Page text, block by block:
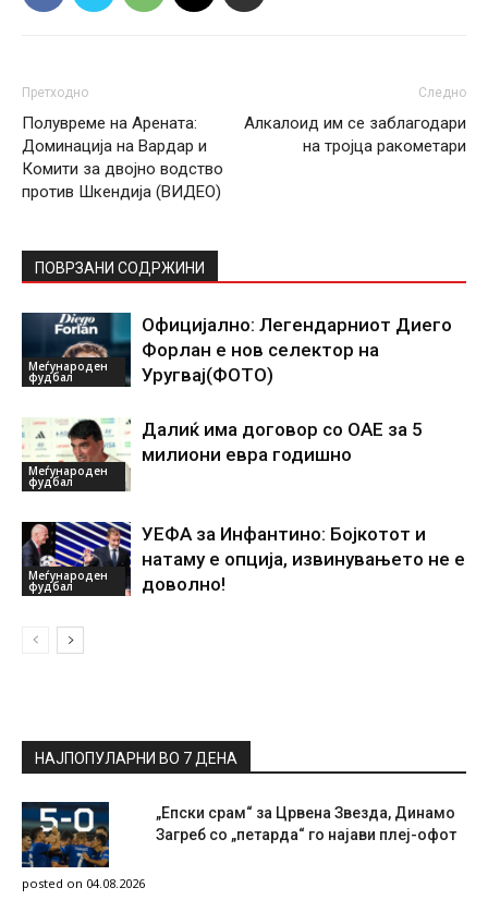
Претходно
Полувреме на Арената:
Доминација на Вардар и
Комити за двојно водство
против Шкендија (ВИДЕО)
Следно
Алкалоид им се заблагодари
на тројца ракометари
ПОВРЗАНИ СОДРЖИНИ
Меѓународен
фудбал
Официјално: Легендарниот Диего
Форлан е нов селектор на
Уругвај(ФОТО)
Меѓународен
фудбал
Далиќ има договор со ОАЕ за 5
милиони евра годишно
Меѓународен
фудбал
УЕФА за Инфантино: Бојкотот и
натаму е опција, извинувањето не е
доволно!
НАЈПОПУЛАРНИ ВО 7 ДЕНА
„Епски срам“ за Црвена Звезда, Динамо
Загреб со „петарда“ го најави плеј-офот
posted on 04.08.2026